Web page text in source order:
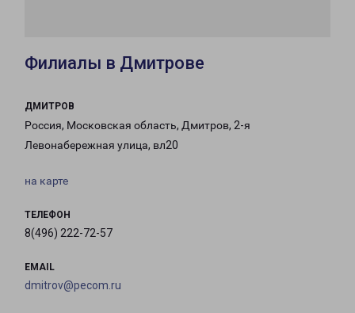
Филиалы в Дмитрове
ДМИТРОВ
Россия, Московская область, Дмитров, 2-я
Левонабережная улица, вл20
на карте
ТЕЛЕФОН
8(496) 222-72-57
EMAIL
dmitrov@pecom.ru